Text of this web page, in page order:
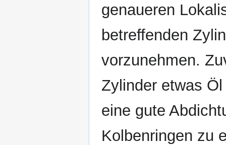
genaueren
betreffenden
vorzunehmen.
Zylinder etwas
eine gute
Kolbenringen zu